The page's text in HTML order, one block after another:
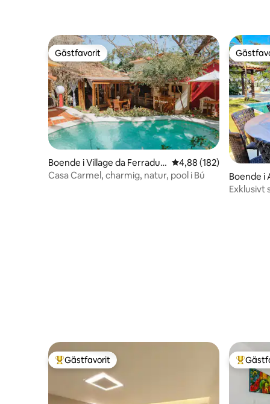
Gästfavorit
Gästfavorit
Boende i Village da Ferradur
a
4,88 av 5 i
4,88 (182)
Casa Carmel, charmig, natur, pool i Bú
Boende i
s
Exklusivt
Populär gästfavorit
Gästfavorit